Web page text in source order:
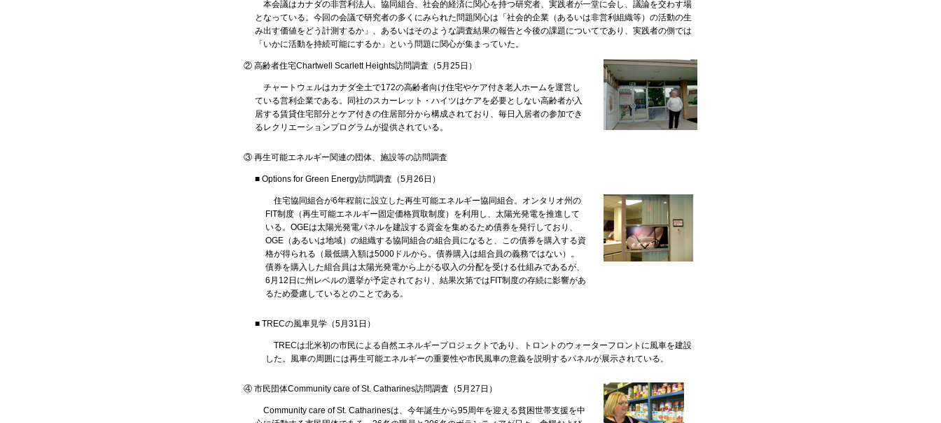
本会議はカナダの非営利法人、協同組合、社会的経済に関心を持つ研究者、実践者が一堂に会し、議論を交わす場
となっている。今回の会議で研究者の多くにみられた問題関心は「社会的企業（あるいは非営利組織等）の活動の生
み出す価値をどう計測するか」、あるいはそのような調査結果の報告と今後の課題についてであり、実践者の側では
「いかに活動を持続可能にするか」という問題に関心が集まっていた。
② 高齢者住宅Chartwell Scarlett Heights訪問調査（5月25日）
チャートウェルはカナダ全土で172の高齢者向け住宅やケア付き老人ホームを運営し
ている営利企業である。同社のスカーレット・ハイツはケアを必要としない高齢者が入
居する賃貸住宅部分とケア付きの住居部分から構成されており、毎日入居者の参加でき
るレクリエーションプログラムが提供されている。
③ 再生可能エネルギー関連の団体、施設等の訪問調査
■ Options for Green Energy訪問調査（5月26日）
住宅協同組合が6年程前に設立した再生可能エネルギー協同組合。オンタリオ州の
FIT制度（再生可能エネルギー固定価格買取制度）を利用し、太陽光発電を推進して
いる。OGEは太陽光発電パネルを建設する資金を集めるため債券を発行しており、
OGE（あるいは地域）の組織する協同組合の組合員になると、この債券を購入する資
格が得られる（最低購入額は5000ドルから。債券購入は組合員の義務ではない）。
債券を購入した組合員は太陽光発電から上がる収入の分配を受ける仕組みであるが、
6月12日に州レベルの選挙が予定されており、結果次第ではFIT制度の存続に影響があ
るため憂慮しているとのことである。
■ TRECの風車見学（5月31日）
TRECは北米初の市民による自然エネルギープロジェクトであり、トロントのウォーターフロントに風車を建設
した。風車の周囲には再生可能エネルギーの重要性や市民風車の意義を説明するパネルが展示されている。
④ 市民団体Community care of St. Catharines訪問調査（5月27日）
Community care of St. Catharinesは、今年誕生から95周年を迎える貧困世帯支援を中